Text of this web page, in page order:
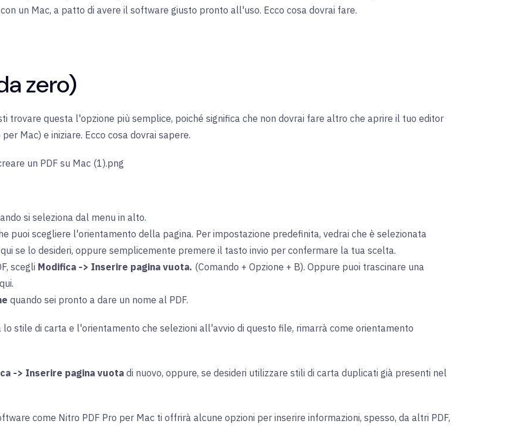
un Mac, a patto di avere il software giusto pronto all'uso. Ecco cosa dovrai fare.
zero)
trovare questa l'opzione più semplice, poiché significa che non dovrai fare altro che aprire il tuo editor
Mac) e iniziare. Ecco cosa dovrai sapere.
si seleziona dal menu in alto.
puoi scegliere l'orientamento della pagina. Per impostazione predefinita, vedrai che è selezionata
se lo desideri, oppure semplicemente premere il tasto invio per confermare la tua scelta.
scegli Modifica -> Inserire pagina vuota. (Comando + Opzione + B). Oppure puoi trascinare una
quando sei pronto a dare un nome al PDF.
stile di carta e l'orientamento che selezioni all'avvio di questo file, rimarrà come orientamento
-> Inserire pagina vuota di nuovo, oppure, se desideri utilizzare stili di carta duplicati già presenti nel
come Nitro PDF Pro per Mac ti offrirà alcune opzioni per inserire informazioni, spesso, da altri PDF,